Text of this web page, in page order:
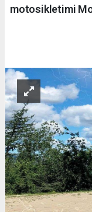
motosikletimi